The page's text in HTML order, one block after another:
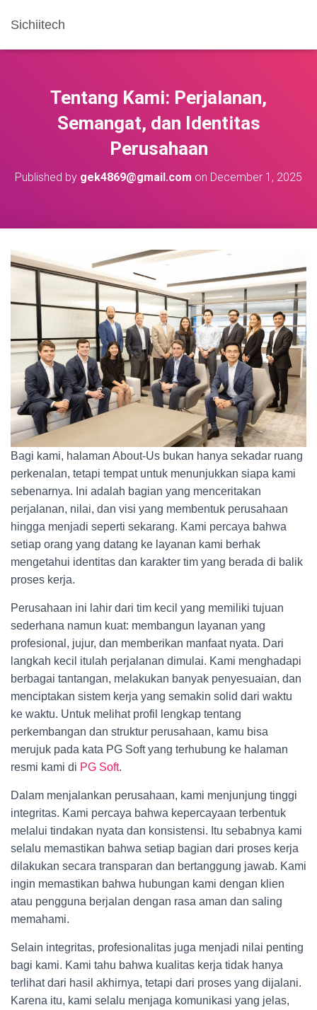
Sichiitech
Tentang Kami: Perjalanan,
Semangat, dan Identitas
Perusahaan
Published by gek4869@gmail.com on December 1, 2025
Bagi kami, halaman About-Us bukan hanya sekadar ruang
perkenalan, tetapi tempat untuk menunjukkan siapa kami
sebenarnya. Ini adalah bagian yang menceritakan
perjalanan, nilai, dan visi yang membentuk perusahaan
hingga menjadi seperti sekarang. Kami percaya bahwa
setiap orang yang datang ke layanan kami berhak
mengetahui identitas dan karakter tim yang berada di balik
proses kerja.
Perusahaan ini lahir dari tim kecil yang memiliki tujuan
sederhana namun kuat: membangun layanan yang
profesional, jujur, dan memberikan manfaat nyata. Dari
langkah kecil itulah perjalanan dimulai. Kami menghadapi
berbagai tantangan, melakukan banyak penyesuaian, dan
menciptakan sistem kerja yang semakin solid dari waktu
ke waktu. Untuk melihat profil lengkap tentang
perkembangan dan struktur perusahaan, kamu bisa
merujuk pada kata PG Soft yang terhubung ke halaman
resmi kami di PG Soft.
Dalam menjalankan perusahaan, kami menjunjung tinggi
integritas. Kami percaya bahwa kepercayaan terbentuk
melalui tindakan nyata dan konsistensi. Itu sebabnya kami
selalu memastikan bahwa setiap bagian dari proses kerja
dilakukan secara transparan dan bertanggung jawab. Kami
ingin memastikan bahwa hubungan kami dengan klien
atau pengguna berjalan dengan rasa aman dan saling
memahami.
Selain integritas, profesionalitas juga menjadi nilai penting
bagi kami. Kami tahu bahwa kualitas kerja tidak hanya
terlihat dari hasil akhirnya, tetapi dari proses yang dijalani.
Karena itu, kami selalu menjaga komunikasi yang jelas,